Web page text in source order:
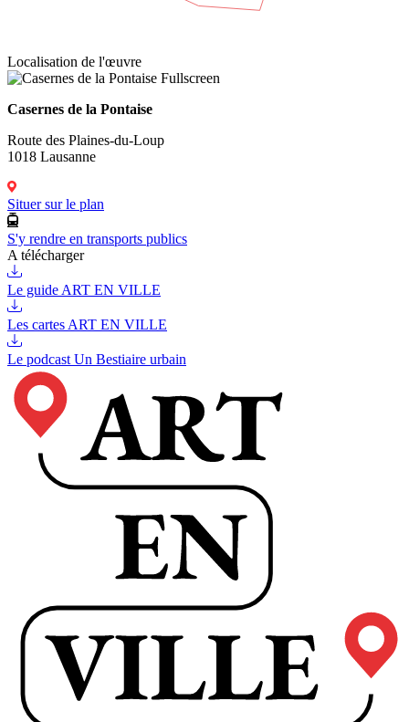
Localisation de l'œuvre
Fullscreen
Casernes de la Pontaise
Route des Plaines-du-Loup
1018 Lausanne
Situer sur le plan
S'y rendre en transports publics
A télécharger
Le guide ART EN VILLE
Les cartes ART EN VILLE
Le podcast Un Bestiaire urbain